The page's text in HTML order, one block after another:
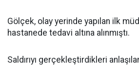
Gölçek, olay yerinde yapılan ilk
hastanede tedavi altına alınmıştı.
Saldırıyı gerçekleştirdikleri